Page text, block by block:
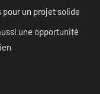
un projet solide
une opportunité